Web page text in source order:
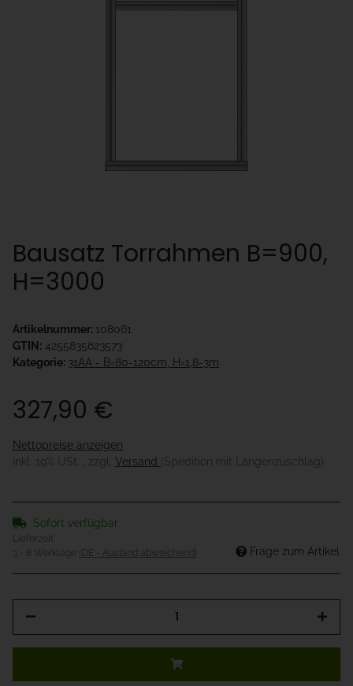
Bausatz Torrahmen B=900,
H=3000
Artikelnummer: 108061
GTIN: 4255835623573
Kategorie: 31AA - B=80-120cm, H=1,8-3m
327,90 €
Nettopreise anzeigen
inkl. 19% USt. , zzgl. Versand (Spedition mit Längenzuschlag)
Sofort verfügbar
Lieferzeit:
3 - 8 Werktage
(DE - Ausland abweichend) Frage zum Artikel